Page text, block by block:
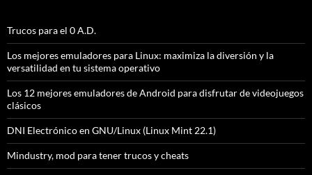
Trucos para el 0 A.D.
Los mejores emuladores para Linux: maximiza la diversión y la
versatilidad en tu sistema operativo
Los 12 mejores emuladores de Android para disfrutar de videojuegos
clásicos
DNI Electrónico en GNU/Linux (Linux Mint 22.1)
Mindustry, mod para tener trucos y cheats